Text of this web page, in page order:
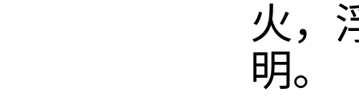
火，
明。